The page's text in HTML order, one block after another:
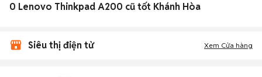
0 Lenovo Thinkpad A200 cũ tốt Khánh Hòa
Siêu thị điện tử Xem Cửa hàng